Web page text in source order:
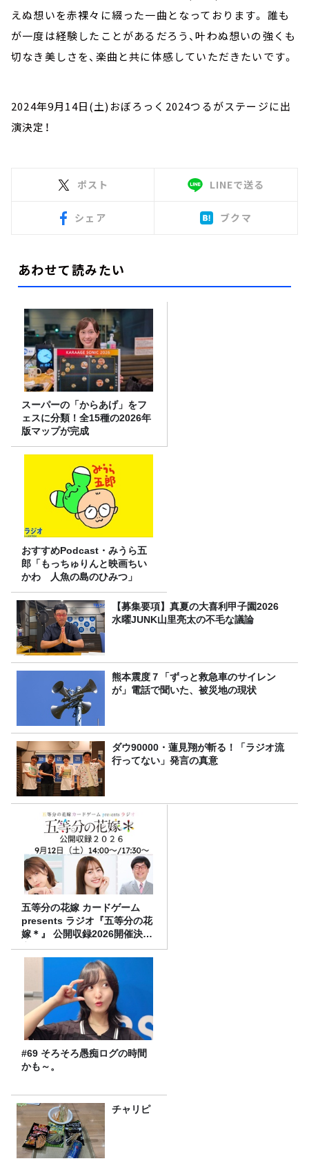
えぬ想いを赤裸々に綴った一曲となっております。 誰も
が一度は経験したことがあるだろう、叶わぬ想いの強くも
切なき美しさを、楽曲と共に体感していただきたいです。
2024年9月14日(土)おぼろっく2024つるがステージに出
演決定！
ポスト LINEで送る
シェア ブクマ
あわせて読みたい
スーパーの「からあげ」をフ
ェスに分類！全15種の2026年
版マップが完成
おすすめPodcast・みうら五
郎「もっちゅりんと映画ちい
かわ 人魚の島のひみつ」
【募集要項】真夏の大喜利甲子園2026
水曜JUNK山里亮太の不毛な議論
熊本震度７「ずっと救急車のサイレン
が」電話で聞いた、被災地の現状
ダウ90000・蓮見翔が斬る！「ラジオ流
行ってない」発言の真意
五等分の花嫁 カードゲーム
presents ラジオ『五等分の花
嫁＊』 公開収録2026開催決
定！
#69 そろそろ愚痴ログの時間
かも～。
チャリピ